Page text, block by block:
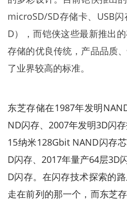
microSD/SD存储卡、USB
D），而铠侠这些最新推出
存储的优良传统，产品品质
了业界较高的标准。
东芝存储在1987年发明
ND闪存、2007年发明3D闪
15纳米128Gbit NAND闪存
D闪存、2017年量产64层3D
D闪存。在闪存技术探索的
走在前列的那一个，而东芝